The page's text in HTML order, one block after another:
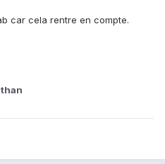
car cela rentre en compte.